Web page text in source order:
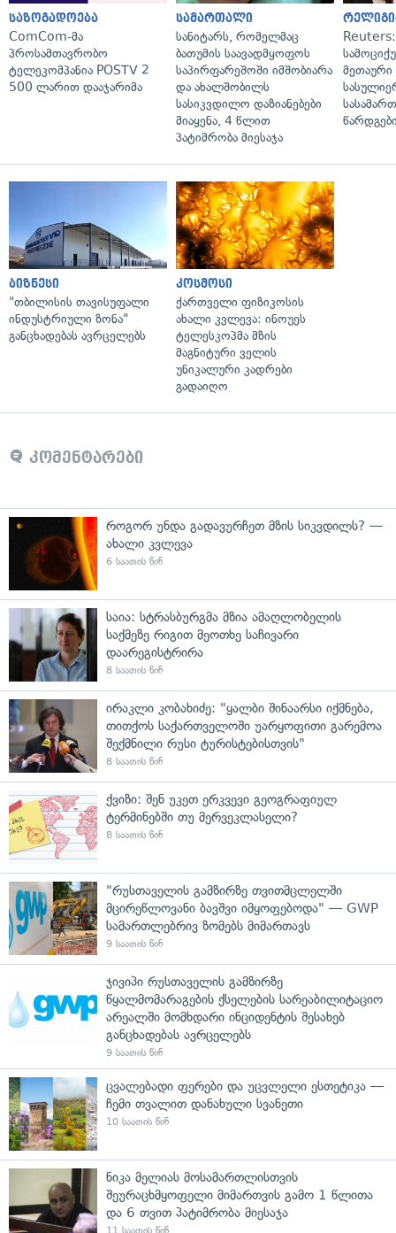
საზოგადოება
ComCom-მა
პროსამთავრობო
ტელეკომპანია POSTV 2
500 ლარით დააჯარიმა
სამართალი
სანიტარს, რომელმაც
ბათუმის საავადმყოფოს
საპირფარეშოში იმშობიარა
და ახალშობილს
სასიკვდილო დაზიანებები
მიაყენა, 4 წლით
პატიმრობა მიესაჯა
მეთაური
ბიზნესი
"თბილისის თავისუფალი
ინდუსტრიული ზონა"
განცხადებას ავრცელებს
კოსმოსი
ქართველი ფიზიკოსის
ახალი კვლევა: ინოუეს
ტელესკოპმა მზის
მაგნიტური ველის
უნიკალური კადრები
გადაიღო
კომენტარები
როგორ უნდა გადავურჩეთ მზის სიკვდილს? —
ახალი კვლევა
6 საათის წინ
საია: სტრასბურგმა მზია ამაღლობელის
საქმეზე რიგით მეოთხე საჩივარი
დაარეგისტრირა
8 საათის წინ
ირაკლი კობახიძე: "ყალბი შინაარსი იქმნება,
თითქოს საქართველოში უარყოფითი გარემოა
შექმნილი რუსი ტურისტებისთვის"
8 საათის წინ
ქვიზი: შენ უკეთ ერკვევი გეოგრაფიულ
ტერმინებში თუ მერვეკლასელი?
8 საათის წინ
"რუსთაველის გამზირზე თვითმცლელში
მცირეწლოვანი ბავშვი იმყოფებოდა" — GWP
სამართლებრივ ზომებს მიმართავს
9 საათის წინ
ჯივიპი რუსთაველის გამზირზე
წყალმომარაგების ქსელების სარეაბილიტაციო
არეალში მომხდარი ინციდენტის შესახებ
განცხადებას ავრცელებს
9 საათის წინ
ცვალებადი ფერები და უცვლელი ესთეტიკა —
ჩემი თვალით დანახული სვანეთი
10 საათის წინ
ნიკა მელიას მოსამართლისთვის
შეურაცხმყოფელი მიმართვის გამო 1 წლითა
და 6 თვით პატიმრობა მიესაჯა
11 საათის წინ